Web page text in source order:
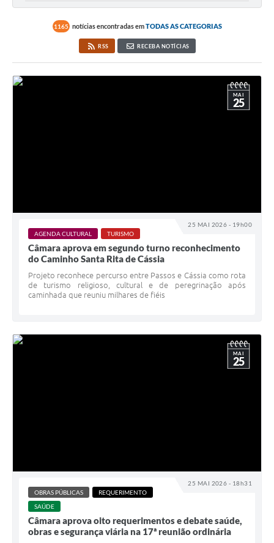
1165 notícias encontradas emTODAS AS CATEGORIAS
RSS RECEBA NOTÍCIAS
25 MAI 2026 - 19h00
MAI
25
AGENDA CULTURAL TURISMO
Câmara aprova em segundo turno reconhecimento
do Caminho Santa Rita de Cássia
Projeto reconhece percurso entre Passos e Cássia como rota
de turismo religioso, cultural e de peregrinação após
caminhada que reuniu milhares de fiéis
25 MAI 2026 - 18h31
MAI
25
OBRAS PÚBLICAS
REQUERIMENTO
SAÚDE
Câmara aprova oito requerimentos e debate saúde,
obras e segurança viária na 17ª reunião ordinária